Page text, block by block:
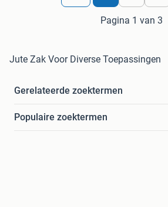
Pagina 1 van 3
Jute Zak Voor Diverse Toepassingen
Gerelateerde zoektermen
Populaire zoektermen